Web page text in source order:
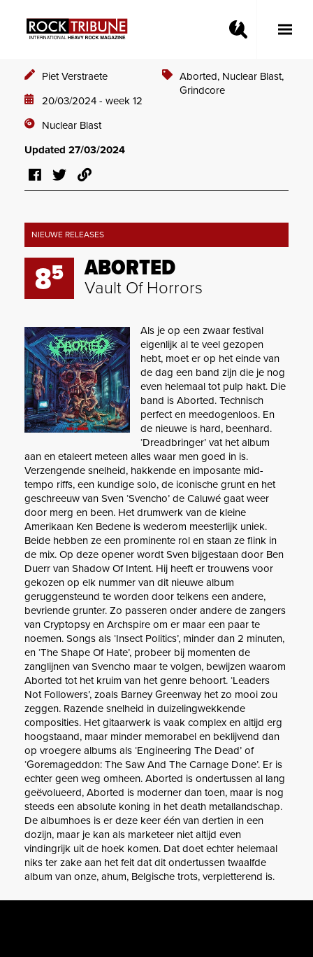
Toggle
Piet Verstraete
20/03/2024 - week 12
Nuclear Blast
Aborted, Nuclear Blast,
Grindcore
Updated 27/03/2024
NIEUWE RELEASES
85 ABORTED
Vault Of Horrors
Als je op een zwaar festival
eigenlijk al te veel gezopen
hebt, moet er op het einde van
de dag een band zijn die je nog
even helemaal tot pulp hakt. Die
band is Aborted. Technisch
perfect en meedogenloos. En
de nieuwe is hard, beenhard.
‘Dreadbringer’ vat het album
aan en etaleert meteen alles waar men goed in is.
Verzengende snelheid, hakkende en imposante mid-
tempo riffs, een kundige solo, de iconische grunt en het
geschreeuw van Sven ‘Svencho’ de Caluwé gaat weer
door merg en been. Het drumwerk van de kleine
Amerikaan Ken Bedene is wederom meesterlijk uniek.
Beide hebben ze een prominente rol en staan ze flink in
de mix. Op deze opener wordt Sven bijgestaan door Ben
Duerr van Shadow Of Intent. Hij heeft er trouwens voor
gekozen op elk nummer van dit nieuwe album
geruggensteund te worden door telkens een andere,
bevriende grunter. Zo passeren onder andere de zangers
van Cryptopsy en Archspire om er maar een paar te
noemen. Songs als ‘Insect Politics’, minder dan 2 minuten,
en ‘The Shape Of Hate’, probeer bij momenten de
zanglijnen van Svencho maar te volgen, bewijzen waarom
Aborted tot het kruim van het genre behoort. ‘Leaders
Not Followers’, zoals Barney Greenway het zo mooi zou
zeggen. Razende snelheid in duizelingwekkende
composities. Het gitaarwerk is vaak complex en altijd erg
hoogstaand, maar minder memorabel en beklijvend dan
op vroegere albums als ‘Engineering The Dead’ of
‘Goremageddon: The Saw And The Carnage Done’. Er is
echter geen weg omheen. Aborted is ondertussen al lang
geëvolueerd, Aborted is moderner dan toen, maar is nog
steeds een absolute koning in het death metallandschap.
De albumhoes is er deze keer één van dertien in een
dozijn, maar je kan als marketeer niet altijd even
vindingrijk uit de hoek komen. Dat doet echter helemaal
niks ter zake aan het feit dat dit ondertussen twaalfde
album van onze, ahum, Belgische trots, verpletterend is.